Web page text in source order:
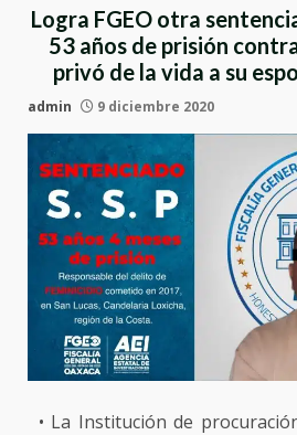
Logra FGEO otra
53 años de prisión
privó de la vida a su
admin 9 diciembre 2020
• La Institución de